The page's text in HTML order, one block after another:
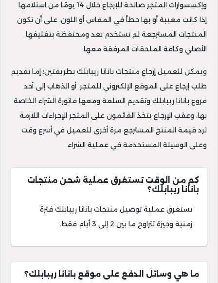
وإكسسوارات المتجر صالحة للإرجاع خلال 14 يومًا من استلامها
إذا كانت معيبة أو بها خطأ في المقاس أو اللون، على أن تكون
المنتجات المسترجعة لم تستخدم بعد ومحتفظة بتغليفها
الأصلي وكافة الملحقات المرفقة معها.
ويمكن للعميل إرجاع منتجات بانانا ريبابلك بطريقتين؛ إما تقديم
طلب إرجاع على الموقع الإلكتروني للمتجر، أو الذهاب إلى أحد
فروع بانانا ريبابلك وتقديم السلعة ومعها فاتورة الشراء الخاصة
بها، وعقب الإرجاع يتخذ القائمون على المتجر الإجراءات اللازمة
لرد قيمة المنتج المسترجع مرة أخرى للعميل في أسرع وقت
وعلى الوسيلة المستخدمة في عملية الشراء.
كم من الوقت تستغرق عملية شحن منتجات
بانانا ريبابلك؟
تستغرق عملية توصيل منتجات بانانا ريبابلك فترة
زمنية وجيزة تتراوح ما بين 2 إلى 3 أيام فقط.
ما هي وسائل الدفع على موقع بانانا ريبابلك؟